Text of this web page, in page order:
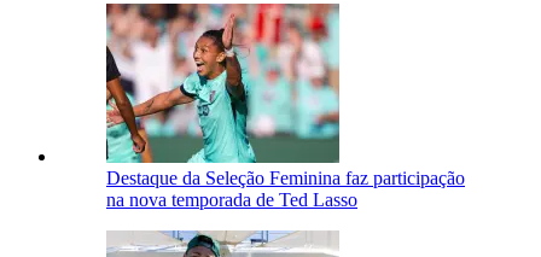
Destaque da Seleção Feminina faz participação
na nova temporada de Ted Lasso